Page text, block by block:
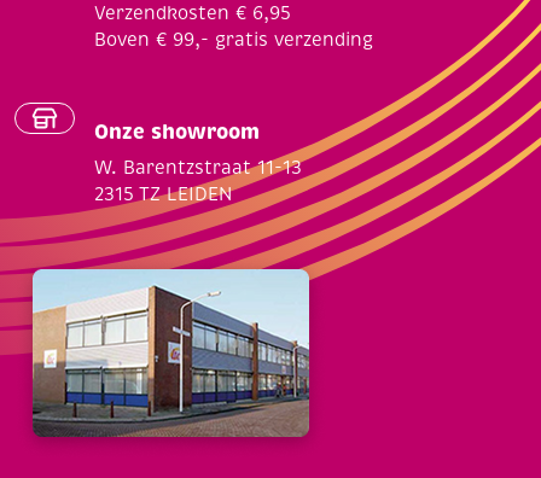
Verzendkosten € 6,95
Boven € 99,- gratis verzending
Onze showroom
W. Barentzstraat 11-13
2315 TZ LEIDEN